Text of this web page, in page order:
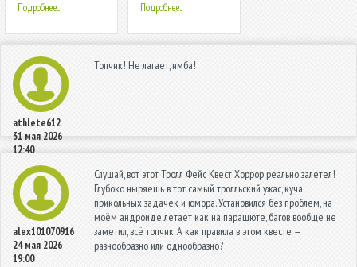
Подробнее... Подробнее...
athlete612
31 мая 2026
12:40
Топчик! Не лагает, имба!
alex101070916
24 мая 2026
19:00
Слушай, вот этот Тролл Фейс Квест Хоррор реально залетел!
Глубоко ныряешь в тот самый тролльский ужас, куча
прикольных задачек и юмора. Установился без проблем, на
моём андроиде летает как на парашюте, багов вообще не
заметил, всё топчик. А как правила в этом квесте —
разнообразно или однообразно?